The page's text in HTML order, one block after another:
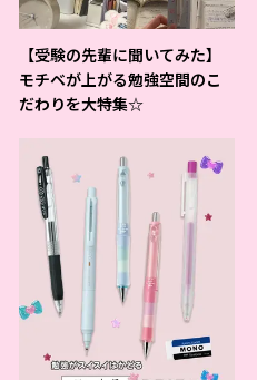
【受験の先輩に聞いてみた】
モチベが上がる勉強空間のこ
だわりを大特集☆